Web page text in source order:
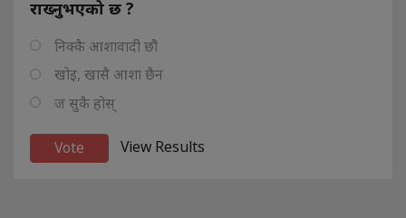
राख्नुभएको छ ?
निक्कै आशावादी छौ
खोइ, खासै आशा छैन
ज सुकै होस्
View Results